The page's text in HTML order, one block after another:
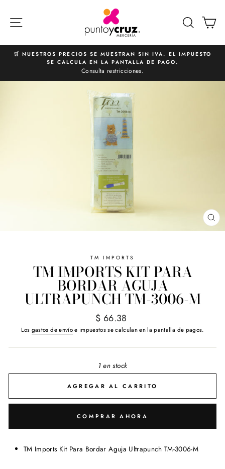
directamente
diapositivas
🛒 NUESTROS PRECIOS SE MUESTRAN SIN IVA. EL IMPUESTO
SE CALCULA EN LA PANTALLA DE PAGO.
Consulta restricciones.
TM IMPORTS
TM IMPORTS KIT PARA
BORDAR AGUJA
ULTRAPUNCH TM-3006-M
Precio
habitual
$ 66.38
Los gastos de envíoe impuestos se calculan en la pantalla de pagos.
1 en stock
AGREGAR AL CARRITO
COMPRAR AHORA
TM Imports Kit Para Bordar Aguja Ultrapunch TM-3006-M